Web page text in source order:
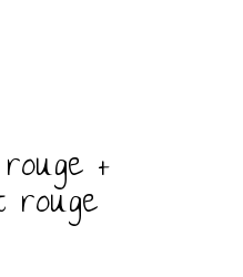
+
rouge